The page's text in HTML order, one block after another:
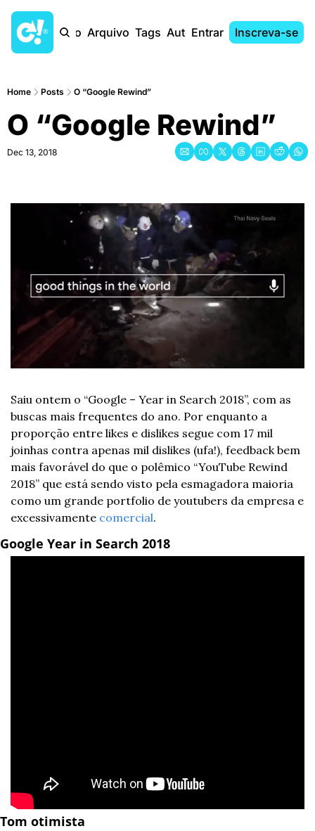
Início Arquivo Tags AutoresEntrar Inscreva-se
Home Posts O “Google Rewind”
O “Google Rewind”
Dec 13, 2018
Saiu ontem o “Google – Year in Search 2018”, com as
buscas mais frequentes do ano. Por enquanto a
proporção entre likes e dislikes segue com 17 mil
joinhas contra apenas mil dislikes (ufa!), feedback bem
mais favorável do que o polêmico “YouTube Rewind
2018” que está sendo visto pela esmagadora maioria
como um grande portfolio de youtubers da empresa e
excessivamente comercial.
Google Year in Search 2018
Tom otimista